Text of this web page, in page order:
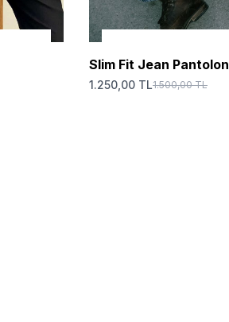
Slim Fit Jean Pantolon
1.250,00 TL1.500,00 TL